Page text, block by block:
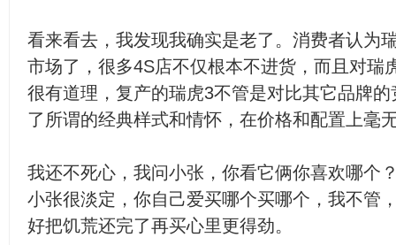
看来看去，我发现我确实是老了。消费者认为
市场了，很多4S店不仅根本不进货，而且对瑞
很有道理，复产的瑞虎3不管是对比其它品牌
了所谓的经典样式和情怀，在价格和配置上毫
我还不死心，我问小张，你看它俩你喜欢哪个
小张很淡定，你自己爱买哪个买哪个，我不管
好把饥荒还完了再买心里更得劲。